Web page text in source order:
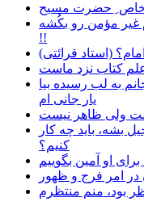
غیر مؤمن رو بکُشه
!!
(استاد قرائتی)
به لب رسیده بیا
یار جانی ام
بشه، باید چه کار
کنیم؟
او آمین بگوییم
در امر فرج و ظهور